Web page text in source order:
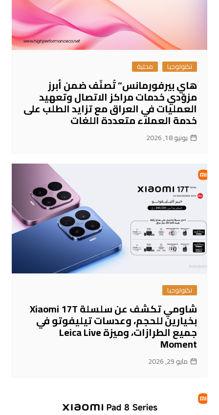
تكنولوجيا محلية
هاي بيرفورمانس” تُصنّف ضمن أبرز
مزوّدي خدمات مراكز الاتصال وتعهيد
العمليات في العراق مع تزايد الطلب على
خدمة العملاء متعددة اللغات
يونيو 18, 2026
تكنولوجيا
شاومي تكشف عن سلسلة Xiaomi 17T
بخيارين للحجم، وعدسات تيليفوتو في
جميع الطرازات، وميزة Leica Live
Moment
مايو 29, 2026